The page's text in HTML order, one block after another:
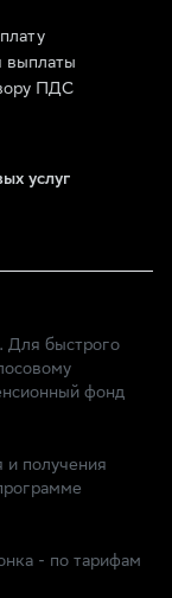
выплаты
ПДС
услуг
Для быстрого
фонд
и получения
- по тарифам